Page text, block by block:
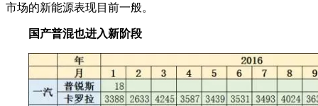
市场的新能源表现目前一般。
国产普混也进入新阶段